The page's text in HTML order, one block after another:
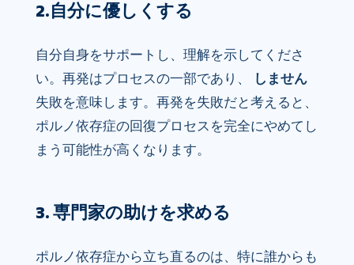
2.自分に優しくする
自分自身をサポートし、理解を示してくださ
い。再発はプロセスの一部であり、
しません
失敗を意味します。再発を失敗だと考えると、
ポルノ依存症の回復プロセスを完全にやめてし
まう可能性が高くなります。
3. 専門家の助けを求める
ポルノ依存症から立ち直るのは、特に誰からも